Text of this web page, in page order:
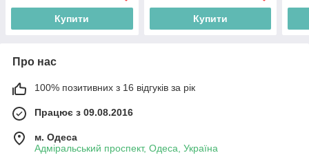
Купити Купити
Про нас
100% позитивних з 16 відгуків за рік
Працює з 09.08.2016
м. Одеса
Адміральський проспект, Одеса, Україна